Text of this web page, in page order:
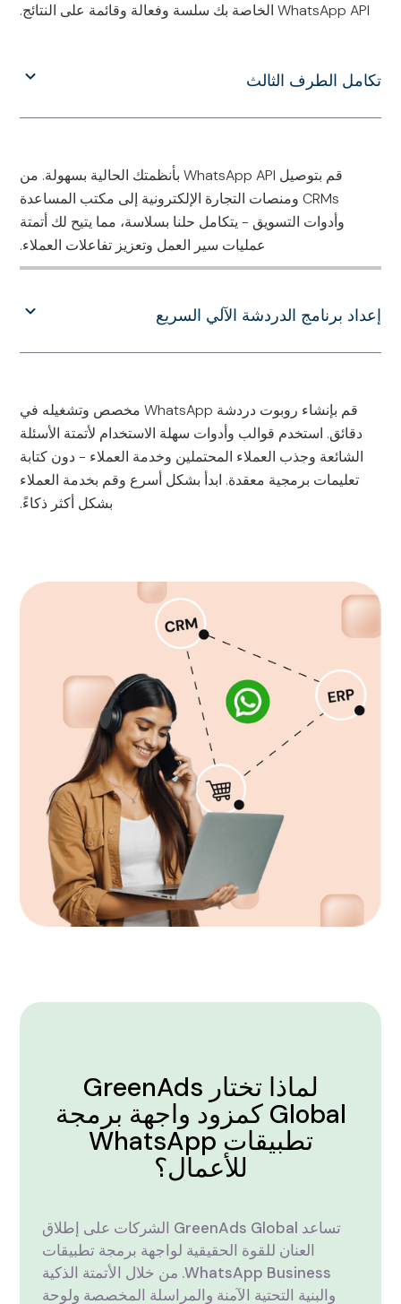
WhatsApp API الخاصة بك سلسة وفعالة وقائمة على النتائج.
تكامل الطرف الثالث
قم بتوصيل WhatsApp API بأنظمتك الحالية بسهولة. من
CRMs ومنصات التجارة الإلكترونية إلى مكتب المساعدة
وأدوات التسويق - يتكامل حلنا بسلاسة، مما يتيح لك أتمتة
عمليات سير العمل وتعزيز تفاعلات العملاء.
إعداد برنامج الدردشة الآلي السريع
قم بإنشاء روبوت دردشة WhatsApp مخصص وتشغيله في
دقائق. استخدم قوالب وأدوات سهلة الاستخدام لأتمتة الأسئلة
الشائعة وجذب العملاء المحتملين وخدمة العملاء - دون كتابة
تعليمات برمجية معقدة. ابدأ بشكل أسرع وقم بخدمة العملاء
بشكل أكثر ذكاءً.
لماذا تختار GreenAds
Global كمزود واجهة برمجة
تطبيقات WhatsApp
للأعمال؟
تساعد GreenAds Global الشركات على إطلاق
العنان للقوة الحقيقية لواجهة برمجة تطبيقات
WhatsApp Business. من خلال الأتمتة الذكية
والبنية التحتية الآمنة والمراسلة المخصصة ولوحة